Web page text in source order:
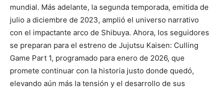
mundial. Más adelante, la segunda temporada, emitida de
julio a diciembre de 2023, amplió el universo narrativo
con el impactante arco de Shibuya. Ahora, los seguidores
se preparan para el estreno de Jujutsu Kaisen: Culling
Game Part 1, programado para enero de 2026, que
promete continuar con la historia justo donde quedó,
elevando aún más la tensión y el desarrollo de sus